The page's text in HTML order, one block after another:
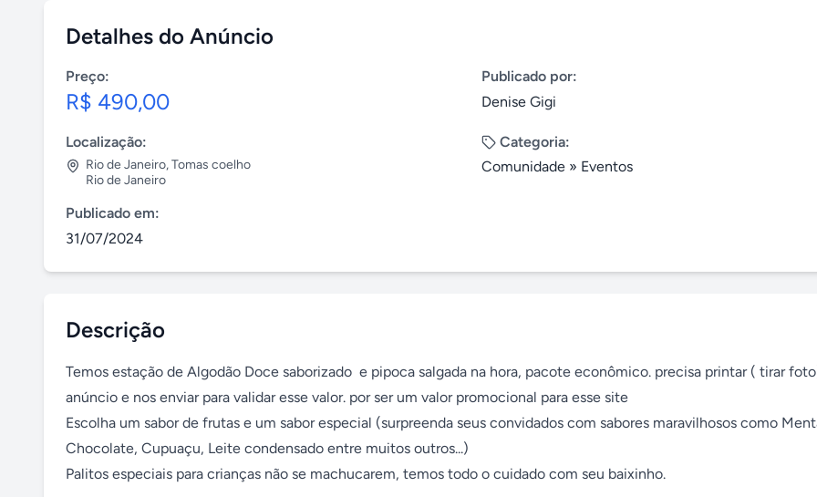
Detalhes do Anúncio
Preço:
R$ 490,00
Publicado por:
Denise Gigi
Localização:
Rio de Janeiro,Tomas coelho
Rio de Janeiro
Categoria:
Comunidade » Eventos
Publicado em:
31/07/2024
Descrição
Temos estação de Algodão Doce saborizado  e pipoca salgada na hora, pacote econômico. precisa printar ( tirar
anúncio e nos enviar para validar esse valor. por ser um valor promocional para esse site
Escolha um sabor de frutas e um sabor especial (surpreenda seus convidados com sabores maravilhosos como
Chocolate, Cupuaçu, Leite condensado entre muitos outros...)
Palitos especiais para crianças não se machucarem, temos todo o cuidado com seu baixinho.